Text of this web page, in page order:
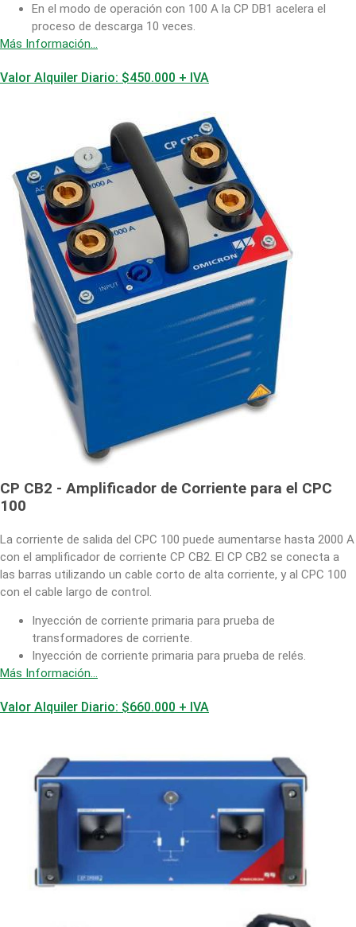
En el modo de operación con 100 A la CP DB1 acelera el
proceso de descarga 10 veces.
Más Información…
Valor Alquiler Diario: $450.000 + IVA
CP CB2 - Amplificador de Corriente para el CPC
100
La corriente de salida del CPC 100 puede aumentarse hasta 2000 A
con el amplificador de corriente CP CB2. El CP CB2 se conecta a
las barras utilizando un cable corto de alta corriente, y al CPC 100
con el cable largo de control.
Inyección de corriente primaria para prueba de
transformadores de corriente.
Inyección de corriente primaria para prueba de relés.
Más Información…
Valor Alquiler Diario: $660.000 + IVA